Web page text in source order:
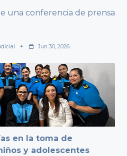
una conferencia de prensa
Jun 30, 2026
en la toma de
y adolescentes